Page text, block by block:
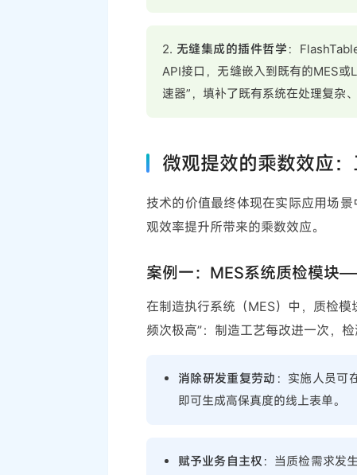
2. 无缝集成的插件哲学 ：
API接口，无缝嵌入到既有的MES
速器”，填补了既有系统在处理复杂
微观提效的乘数效应
技术的价值最终体现在实际应用场
观效率提升所带来的乘数效应。
案例一：MES系统质检模块
在制造执行系统（MES）中，质检
频次极高”：制造工艺每改进一次，检
消除研发重复劳动 ：实施人员可
即可生成高保真度的线上表单。
赋予业务自主权：当质检需求发